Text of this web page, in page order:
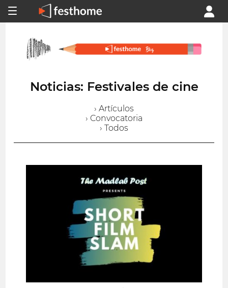
Noticias: Festivales de cine
› Artículos
› Convocatoria
› Todos